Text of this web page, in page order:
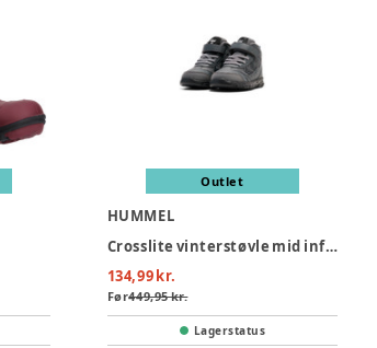
Outlet
HUMMEL
Crosslite vinterstøvle mid infant - 2162
134,99 kr.
Før449,95 kr.
Lagerstatus